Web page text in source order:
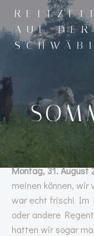
AUF DER
Montag, 31. August
meinen können,
war echt frisch! Im
oder andere
hatten wir sogar